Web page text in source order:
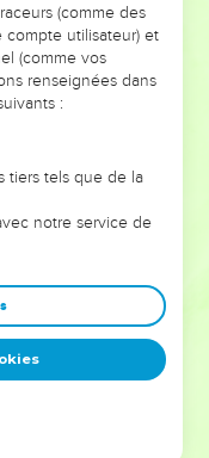
!
ÉVITER LES
doutes, les erreurs
alors même que ce
et responsables
afin que leurs erreurs
un ministère, une
expérience est faite
(comme des
utilisateur) et
(comme vos
renseignées dans
:
tiers tels que de la
notre service de